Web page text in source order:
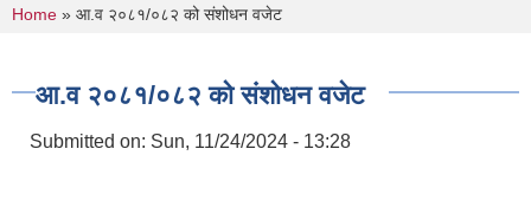
You are here
Home » आ.व २०८१/०८२ को संशोधन वजेट
आ.व २०८१/०८२ को संशोधन वजेट
Submitted on: Sun, 11/24/2024 - 13:28